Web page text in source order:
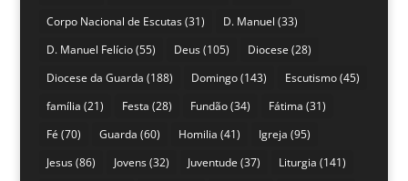
Corpo Nacional de Escutas(31) D. Manuel (33)
D. Manuel Felício(55) Deus(105) Diocese (28)
Diocese da Guarda (188) Domingo(143) Escutismo(45)
família (21) Festa (28) Fundão(34) Fátima (31)
Fé (70) Guarda (60) Homilia (41) Igreja (95)
Jesus(86) Jovens(32) Juventude (37) Liturgia (141)